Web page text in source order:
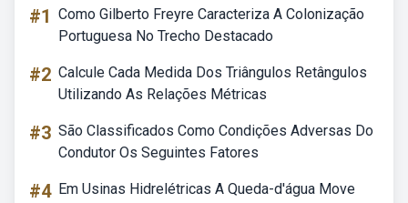
#1 Como Gilberto Freyre Caracteriza A Colonização
Portuguesa No Trecho Destacado
#2 Calcule Cada Medida Dos Triângulos Retângulos
Utilizando As Relações Métricas
#3 São Classificados Como Condições Adversas Do
Condutor Os Seguintes Fatores
#4 Em Usinas Hidrelétricas A Queda-d'água Move